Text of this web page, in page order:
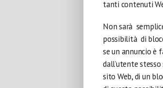
tanti contenuti
Non sarà
possibilità di
se un annuncio è
dall’utente
sito Web, di un